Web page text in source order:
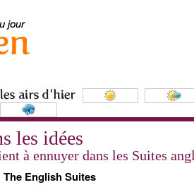
les idées
à ennuyer dans les Suites
The English Suites